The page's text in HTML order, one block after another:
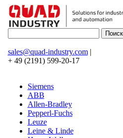
sales@quad-industry.com|
+ 49 (2191) 599-20-17
Siemens
ABB
Allen-Bradley
Pepperl-Fuchs
Leuze
Leine & Linde